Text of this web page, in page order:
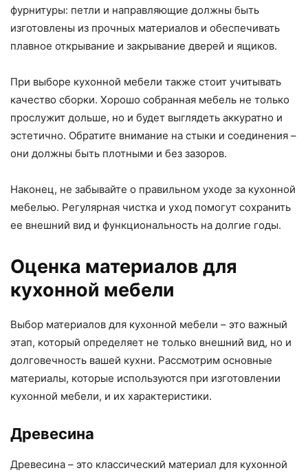
фурнитуры: петли и направляющие должны быть
изготовлены из прочных материалов и обеспечивать
плавное открывание и закрывание дверей и ящиков.
При выборе кухонной мебели также стоит учитывать
качество сборки. Хорошо собранная мебель не только
прослужит дольше, но и будет выглядеть аккуратно и
эстетично. Обратите внимание на стыки и соединения –
они должны быть плотными и без зазоров.
Наконец, не забывайте о правильном уходе за кухонной
мебелью. Регулярная чистка и уход помогут сохранить
ее внешний вид и функциональность на долгие годы.
Оценка материалов для
кухонной мебели
Выбор материалов для кухонной мебели – это важный
этап, который определяет не только внешний вид, но и
долговечность вашей кухни. Рассмотрим основные
материалы, которые используются при изготовлении
кухонной мебели, и их характеристики.
Древесина
Древесина – это классический материал для кухонной